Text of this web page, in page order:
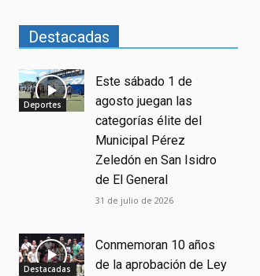
Destacadas
Deportes
Este sábado 1 de
agosto juegan las
categorías élite del
Municipal Pérez
Zeledón en San Isidro
de El General
31 de julio de 2026
Destacadas
Conmemoran 10 años
de la aprobación de Ley